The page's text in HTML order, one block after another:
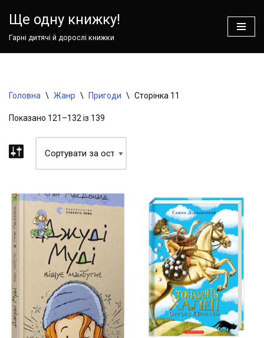
Ще одну книжку!
Гарні дитячі й дорослі книжки
Головна \ Жанр \ Пригоди \ Сторінка 11
Показано 121–132 із 139